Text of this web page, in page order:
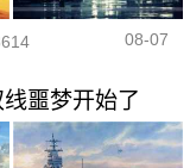
08-07
噩梦开始了